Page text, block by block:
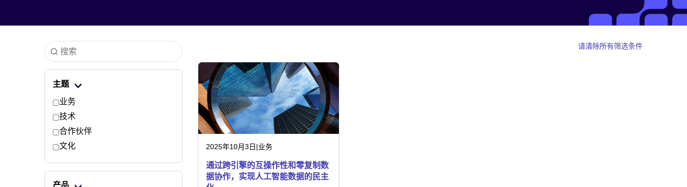
主题
业务
技术
合作伙伴
文化
产品
请清除所有筛选条件
2025年10月3日 |业务
通过跨引擎的互操作性和零复制数
据协作，实现人工智能数据的民主